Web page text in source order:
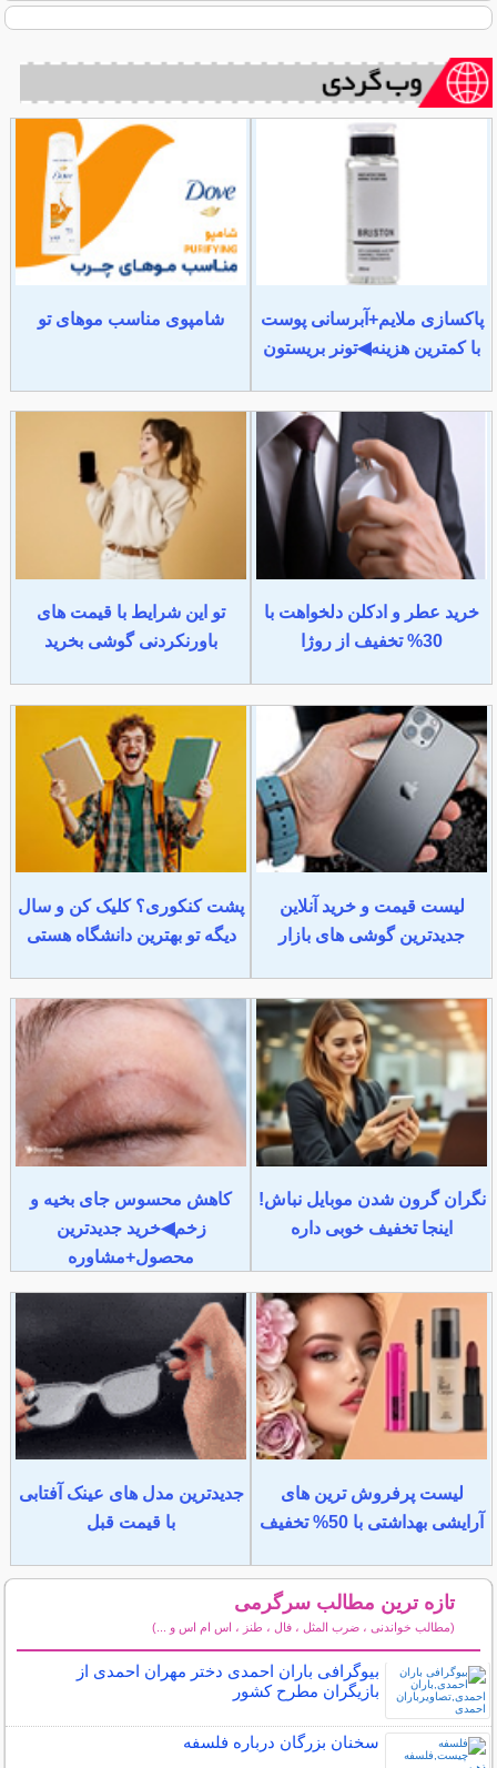
پاکسازی ملایم+آبرسانی پوست
با کمترین هزینه◀تونر بریستون
شامپوی مناسب موهای تو
خرید عطر و ادکلن دلخواهت با
30% تخفیف از روژا
تو این شرایط با قیمت های
باورنکردنی گوشی بخرید
لیست قیمت و خرید آنلاین
جدیدترین گوشی های بازار
پشت کنکوری؟ کلیک کن و سال
دیگه تو بهترین دانشگاه هستی
نگران گرون شدن موبایل نباش!
اینجا تخفیف خوبی داره
کاهش محسوس جای بخیه و
زخم◀خرید جدیدترین
محصول+مشاوره
لیست پرفروش ترین های
آرایشی بهداشتی با 50% تخفیف
جدیدترین مدل های عینک آفتابی
با قیمت قبل
تازه ترین مطالب سرگرمی
(مطالب خواندنی ، ضرب المثل ، فال ، طنز ، اس ام اس و ...)
بیوگرافی باران احمدی دختر مهران احمدی از
بازیگران مطرح کشور
سخنان بزرگان درباره فلسفه